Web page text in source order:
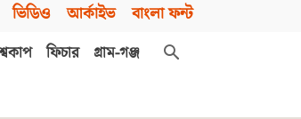
ভিডিও আর্কাইভ বাংলা ফন্ট
ফিচার
গ্রাম-গঞ্জ